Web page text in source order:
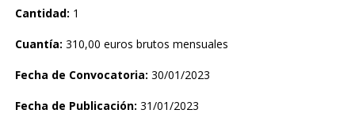
Cantidad: 1
Cuantía: 310,00 euros brutos mensuales
Fecha de Convocatoria: 30/01/2023
Fecha de Publicación: 31/01/2023